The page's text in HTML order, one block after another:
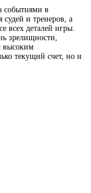
событиями в
и тренеров, а
всех деталей игры.
зрелищности,
высоким
текущий счет, но и